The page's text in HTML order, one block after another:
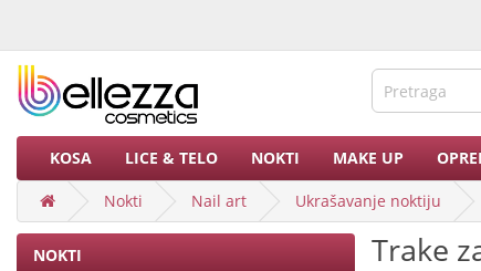
KOSA LICE & TELO NOKTI MAKE UP
Nokti Nail art Ukrašavanje noktiju
NOKTI Trake